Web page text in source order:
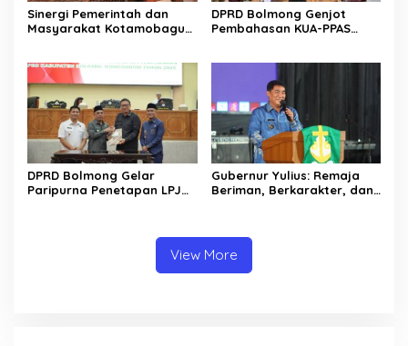
Sinergi Pemerintah dan
Masyarakat Kotamobagu
DPRD Bolmong Genjot
Pembahasan KUA-PPAS
DPRD Bolmong Gelar
Paripurna Penetapan LPJ
Gubernur Yulius: Remaja
Beriman, Berkarakter, dan
View More